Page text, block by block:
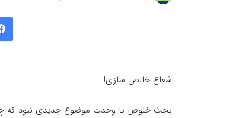
شعاع خالص سازی!
بحث خلوص یا وحدت موضوع جدیدی نبود که